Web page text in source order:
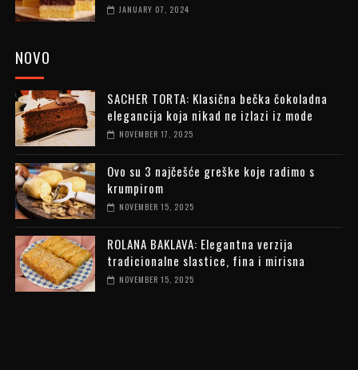
JANUARY 07, 2024
NOVO
SACHER TORTA: Klasična bečka čokoladna
elegancija koja nikad ne izlazi iz mode
NOVEMBER 17, 2025
Ovo su 3 najčešće greške koje radimo s
krumpirom
NOVEMBER 15, 2025
ROLANA BAKLAVA: Elegantna verzija
tradicionalne slastice, fina i mirisna
NOVEMBER 15, 2025